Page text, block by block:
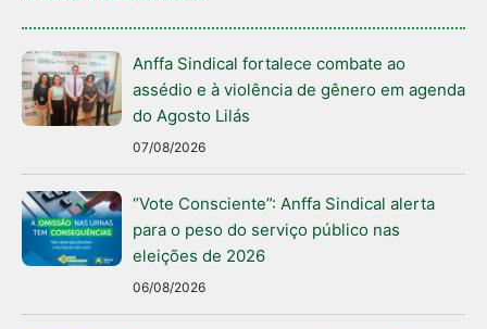
Anffa Sindical fortalece combate ao
assédio e à violência de gênero em agenda
do Agosto Lilás
07/08/2026
“Vote Consciente”: Anffa Sindical alerta
para o peso do serviço público nas
eleições de 2026
06/08/2026